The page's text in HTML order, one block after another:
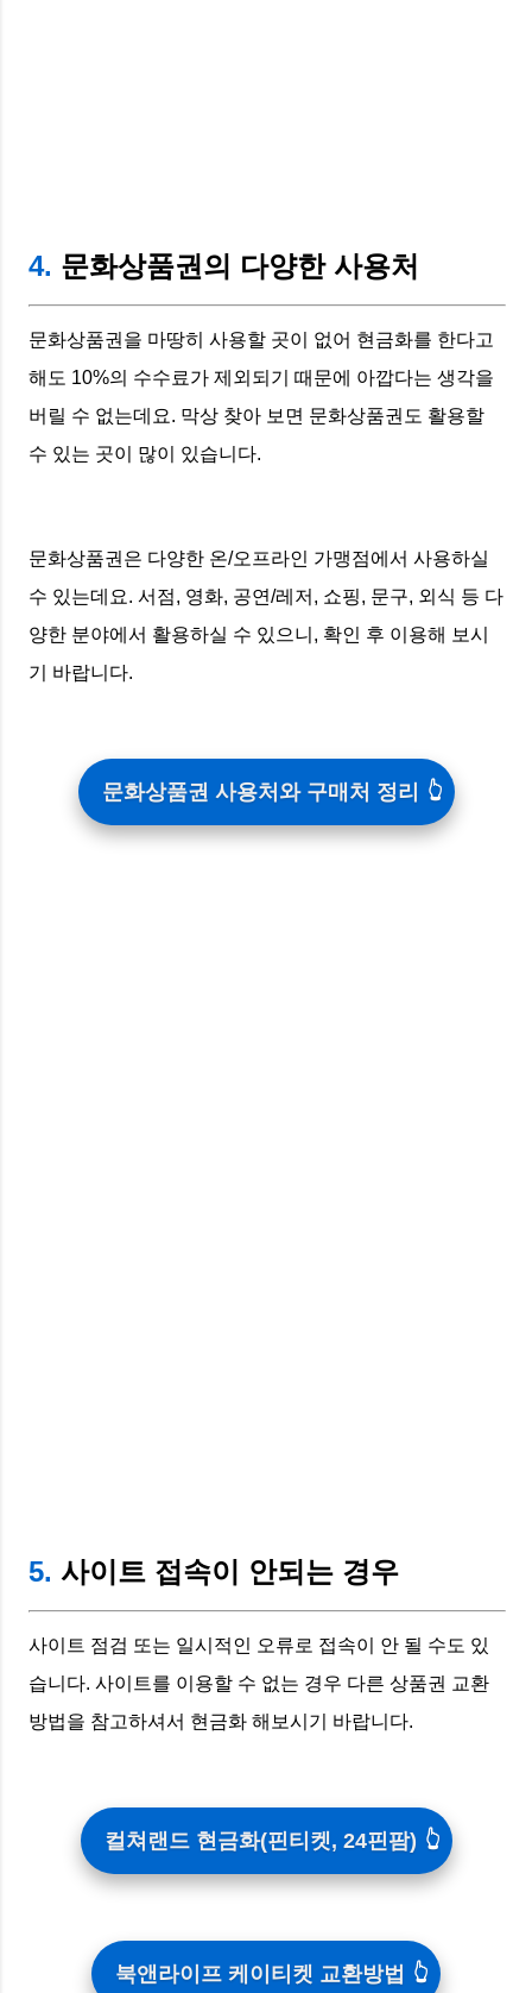
4. 문화상품권의 다양한 사용처
문화상품권을 마땅히 사용할 곳이 없어 현금화를 한다고
해도 10%의 수수료가 제외되기 때문에 아깝다는 생각을
버릴 수 없는데요. 막상 찾아 보면 문화상품권도 활용할
수 있는 곳이 많이 있습니다.
문화상품권은 다양한 온/오프라인 가맹점에서 사용하실
수 있는데요. 서점, 영화, 공연/레저, 쇼핑, 문구, 외식 등 다
양한 분야에서 활용하실 수 있으니, 확인 후 이용해 보시
기 바랍니다.
문화상품권 사용처와 구매처 정리
5. 사이트 접속이 안되는 경우
사이트 점검 또는 일시적인 오류로 접속이 안 될 수도 있
습니다. 사이트를 이용할 수 없는 경우 다른 상품권 교환
방법을 참고하셔서 현금화 해보시기 바랍니다.
컬쳐랜드 현금화(핀티켓, 24핀팜)
북앤라이프 케이티켓 교환방법